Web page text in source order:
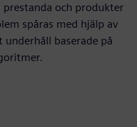
och produkter
spåras med hjälp av
baserade på